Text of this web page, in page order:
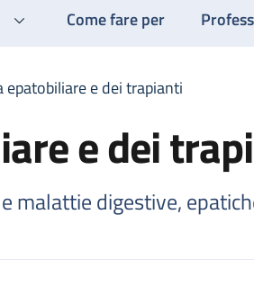
Come fare per
epatobiliare e dei trapianti
e dei
malattie digestive,